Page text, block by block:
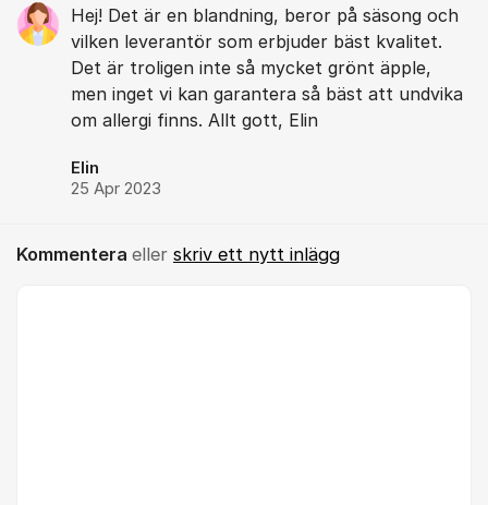
Hej! Det är en blandning, beror på säsong och
vilken leverantör som erbjuder bäst kvalitet.
Det är troligen inte så mycket grönt äpple,
men inget vi kan garantera så bäst att undvika
om allergi finns. Allt gott, Elin
Elin
25 Apr 2023
Kommentera eller skriv ett nytt inlägg